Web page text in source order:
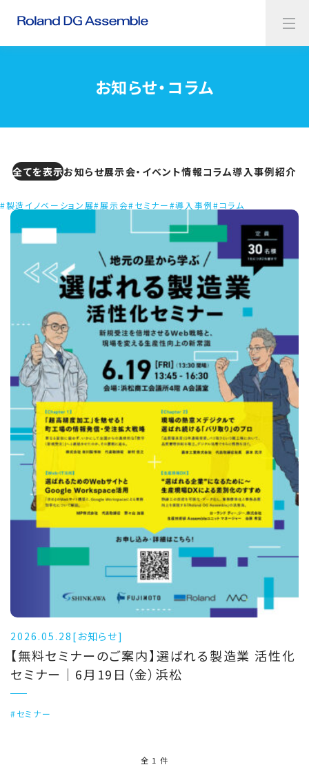
お知らせ・コラム
全てを表示お知らせ展示会・イベント情報コラム導入事例紹介
#製造イノベーション展#展示会#セミナー#導入事例#コラム
2026.05.28 [お知らせ]
【無料セミナーのご案内】選ばれる製造業 活性化
セミナー｜6月19日（金）浜松
#セミナー
全 1 件